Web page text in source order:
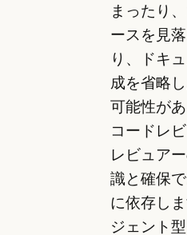
まったり
ースを見
り、ドキ
成を省略
可能性があ
コードレビ
レビュア
識と確保
に依存し
ジェント